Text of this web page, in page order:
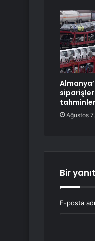
Ağustos
Bir
E-posta